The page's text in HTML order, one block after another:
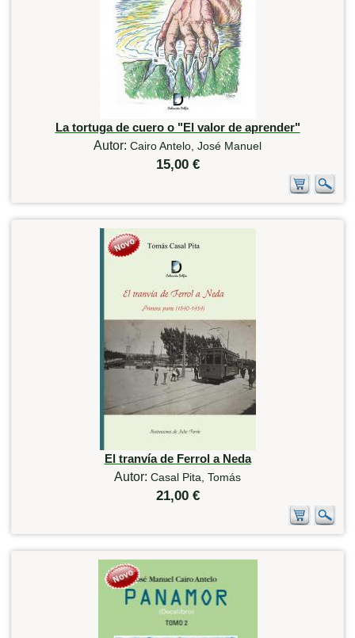
La tortuga de cuero o "El valor de aprender"
Autor: Cairo Antelo, José Manuel
15,00 €
El tranvía de Ferrol a Neda
Autor: Casal Pita, Tomás
21,00 €